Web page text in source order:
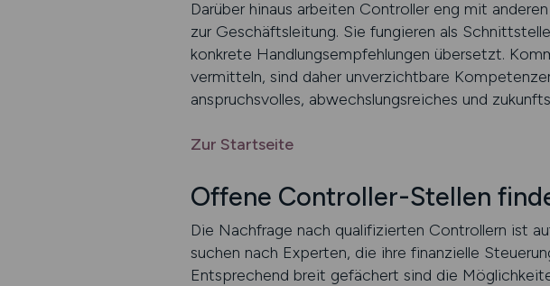
Darüber hinaus arbeiten Controller eng mit
zur Geschäftsleitung. Sie fungieren als
konkrete Handlungsempfehlungen übersetzt.
vermitteln, sind daher unverzichtbare
anspruchsvolles, abwechslungsreiches und
Zur Startseite
Offene Controller-Stellen
Die Nachfrage nach qualifizierten Controllern ist
suchen nach Experten, die ihre finanzielle
Entsprechend breit gefächert sind die